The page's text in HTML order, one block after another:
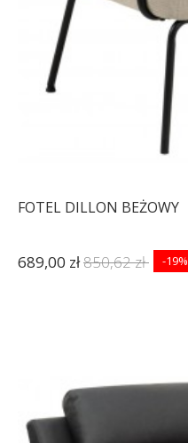
FOTEL DILLON BEŻOWY
689,00 zł850,62 zł -19%